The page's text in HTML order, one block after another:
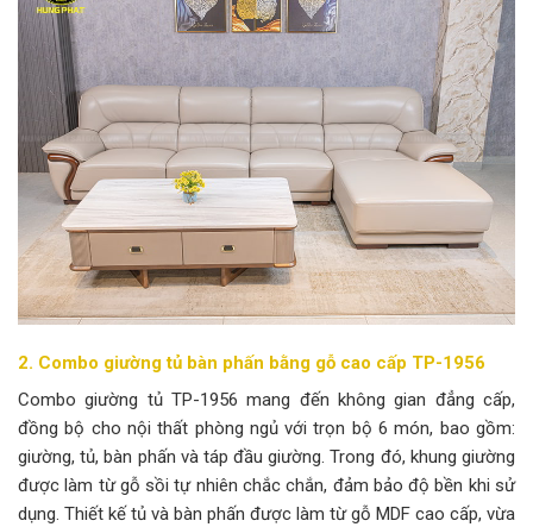
2. Combo giường tủ bàn phấn bằng gỗ cao cấp TP-1956
Combo giường tủ TP-1956 mang đến không gian đẳng cấp,
đồng bộ cho nội thất phòng ngủ với trọn bộ 6 món, bao gồm:
giường, tủ, bàn phấn và táp đầu giường. Trong đó, khung giường
được làm từ gỗ sồi tự nhiên chắc chắn, đảm bảo độ bền khi sử
dụng. Thiết kế tủ và bàn phấn được làm từ gỗ MDF cao cấp, vừa